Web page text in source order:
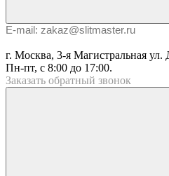
E-mail: zakaz@slitmaster.ru
г. Москва, 3-я Магистральная ул.
Пн-пт, с 8:00 до 17:00.
Заказать обратный звонок